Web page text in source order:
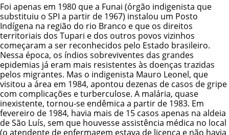
Foi apenas em 1980 que a Funai (órgão indigenista que
substituiu o SPI a partir de 1967) instalou um Posto
Indígena na região do rio Branco e que os direitos
territoriais dos Tupari e dos outros povos vizinhos
começaram a ser reconhecidos pelo Estado brasileiro.
Nessa época, os índios sobreviventes das grandes
epidemias já eram mais resistentes às doenças trazidas
pelos migrantes. Mas o indigenista Mauro Leonel, que
visitou a área em 1984, apontou dezenas de casos de gripe
com complicações e turberculose. A malária, quase
inexistente, tornou-se endêmica a partir de 1983. Em
fevereiro de 1984, havia mais de 15 casos apenas na aldeia
de São Luís, sem que houvesse assistência médica no local
(o atendente de enfermagem estava de licença e não havia